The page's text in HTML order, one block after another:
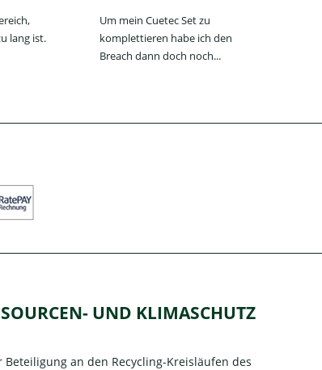
lang ist.
Um mein Cuetec Set zu
komplettieren habe ich den
Breach dann doch noch...
UND KLIMASCHUTZ
an den Recycling-Kreisläufen des